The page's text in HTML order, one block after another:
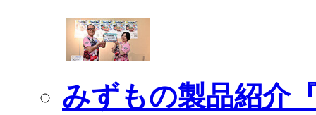
みずもの製品紹介